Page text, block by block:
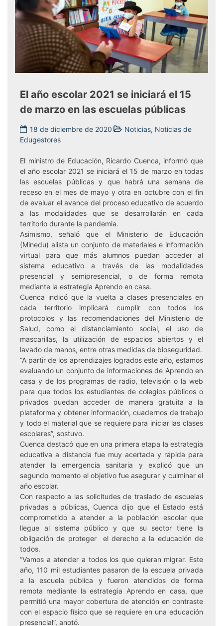
El año escolar 2021 se iniciará el 15
de marzo en las escuelas públicas
18 de diciembre de 2020 Noticias, Noticias de
Edugestores
El ministro de Educación, Ricardo Cuenca, informó que
el año escolar 2021 se iniciará el 15 de marzo en todas
las escuelas públicas y que habrá una semana de
receso en el mes de mayo y otra en octubre con el fin
de evaluar el avance del proceso educativo de acuerdo
a las modalidades que se desarrollarán en cada
territorio durante la pandemia.
Asimismo, señaló que el Ministerio de Educación
(Minedu) alista un conjunto de materiales e información
virtual para que más alumnos puedan acceder al
sistema educativo a través de las modalidades
presencial y semipresencial, o de forma remota
mediante la estrategia Aprendo en casa.
Cuenca indicó que la vuelta a clases presenciales en
cada territorio implicará cumplir con todos los
protocolos y las recomendaciones del Ministerio de
Salud, como el distanciamiento social, el uso de
mascarillas, la utilización de espacios abiertos y el
lavado de manos, entre otras medidas de bioseguridad.
“A partir de los aprendizajes logrados este año, estamos
evaluando un conjunto de informaciones de Aprendo en
casa y de los programas de radio, televisión o la web
para que todos los estudiantes de colegios públicos o
privados puedan acceder de manera gratuita a la
plataforma y obtener información, cuadernos de trabajo
y todo el material que se requiere para iniciar las clases
escolares”, sostuvo.
Cuenca destacó que en una primera etapa la estrategia
educativa a distancia fue muy acertada y rápida para
atender la emergencia sanitaria y explicó que un
segundo momento el objetivo fue asegurar y culminar el
año escolar.
Con respecto a las solicitudes de traslado de escuelas
privadas a públicas, Cuenca dijo que el Estado está
comprometido a atender a la población escolar que
llegue al sistema público y que su sector tiene la
obligación de proteger el derecho a la educación de
todos.
“Vamos a atender a todos los que quieran migrar. Este
año, 110 mil estudiantes pasaron de la escuela privada
a la escuela pública y fueron atendidos de forma
remota mediante la estrategia Aprendo en casa, que
permitió una mayor cobertura de atención en contraste
con el espacio físico que se requiere en una educación
presencial”, anotó.